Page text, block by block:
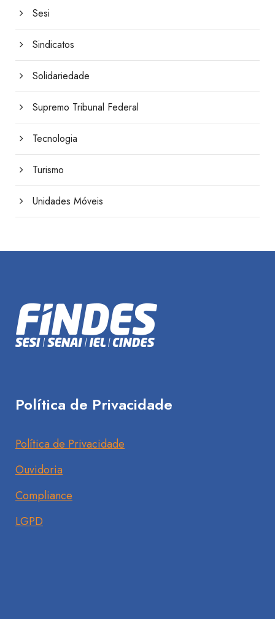
Sesi
Sindicatos
Solidariedade
Supremo Tribunal Federal
Tecnologia
Turismo
Unidades Móveis
Política de Privacidade
Política de Privacidade
Ouvidoria
Compliance
LGPD